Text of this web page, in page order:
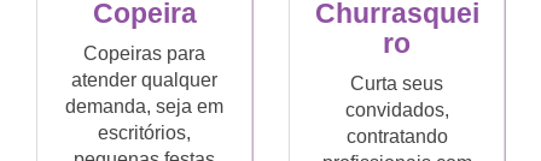
Copeira
Copeiras para
atender qualquer
demanda, seja em
escritórios,
Churrasquei
ro
Curta seus
convidados,
contratando